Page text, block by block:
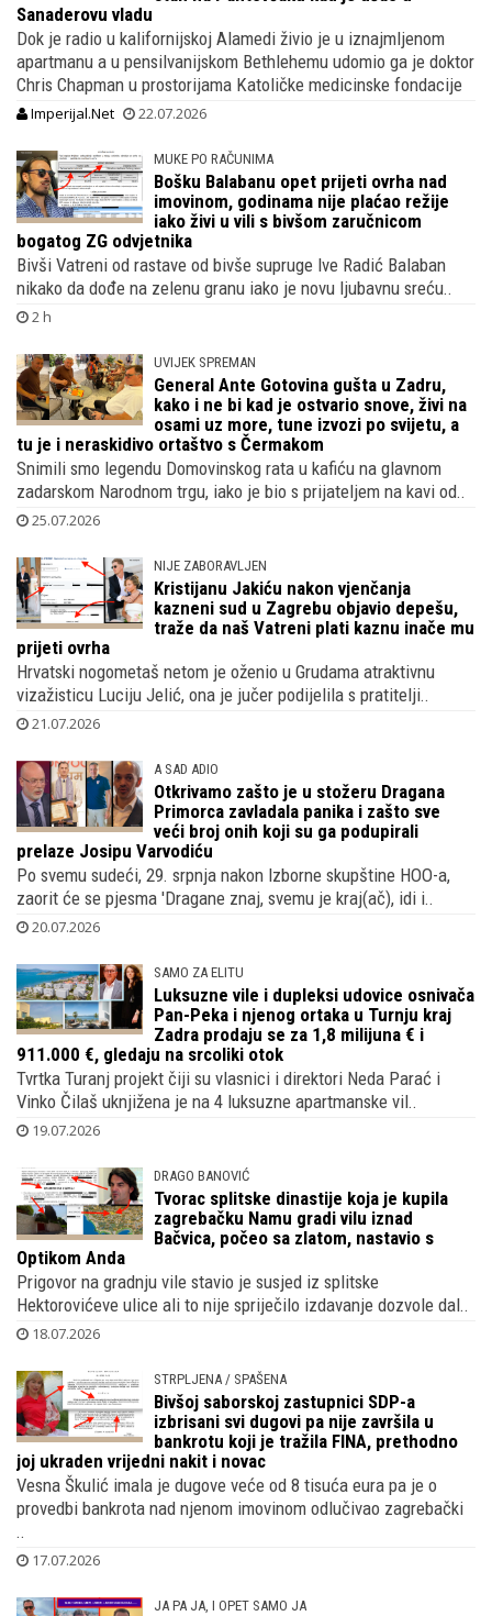
Sanaderovu vladu
Dok je radio u kalifornijskoj Alamedi živio je u iznajmljenom
apartmanu a u pensilvanijskom Bethlehemu udomio ga je doktor
Chris Chapman u prostorijama Katoličke medicinske fondacije
Imperijal.Net 22.07.2026
MUKE PO RAČUNIMA
Bošku Balabanu opet prijeti ovrha nad
imovinom, godinama nije plaćao režije
iako živi u vili s bivšom zaručnicom
bogatog ZG odvjetnika
Bivši Vatreni od rastave od bivše supruge Ive Radić Balaban
nikako da dođe na zelenu granu iako je novu ljubavnu sreću..
2 h
UVIJEK SPREMAN
General Ante Gotovina gušta u Zadru,
kako i ne bi kad je ostvario snove, živi na
osami uz more, tune izvozi po svijetu, a
tu je i neraskidivo ortaštvo s Čermakom
Snimili smo legendu Domovinskog rata u kafiću na glavnom
zadarskom Narodnom trgu, iako je bio s prijateljem na kavi od..
25.07.2026
NIJE ZABORAVLJEN
Kristijanu Jakiću nakon vjenčanja
kazneni sud u Zagrebu objavio depešu,
traže da naš Vatreni plati kaznu inače mu
prijeti ovrha
Hrvatski nogometaš netom je oženio u Grudama atraktivnu
vizažisticu Luciju Jelić, ona je jučer podijelila s pratitelji..
21.07.2026
A SAD ADIO
Otkrivamo zašto je u stožeru Dragana
Primorca zavladala panika i zašto sve
veći broj onih koji su ga podupirali
prelaze Josipu Varvodiću
Po svemu sudeći, 29. srpnja nakon Izborne skupštine HOO-a,
zaorit će se pjesma 'Dragane znaj, svemu je kraj(ač), idi i..
20.07.2026
SAMO ZA ELITU
Luksuzne vile i dupleksi udovice osnivača
Pan-Peka i njenog ortaka u Turnju kraj
Zadra prodaju se za 1,8 milijuna € i
911.000 €, gledaju na srcoliki otok
Tvrtka Turanj projekt čiji su vlasnici i direktori Neda Parać i
Vinko Čilaš uknjižena je na 4 luksuzne apartmanske vil..
19.07.2026
DRAGO BANOVIĆ
Tvorac splitske dinastije koja je kupila
zagrebačku Namu gradi vilu iznad
Bačvica, počeo sa zlatom, nastavio s
Optikom Anda
Prigovor na gradnju vile stavio je susjed iz splitske
Hektorovićeve ulice ali to nije spriječilo izdavanje dozvole dal..
18.07.2026
STRPLJENA / SPAŠENA
Bivšoj saborskoj zastupnici SDP-a
izbrisani svi dugovi pa nije završila u
bankrotu koji je tražila FINA, prethodno
joj ukraden vrijedni nakit i novac
Vesna Škulić imala je dugove veće od 8 tisuća eura pa je o
provedbi bankrota nad njenom imovinom odlučivao zagrebački
..
17.07.2026
JA PA JA, I OPET SAMO JA